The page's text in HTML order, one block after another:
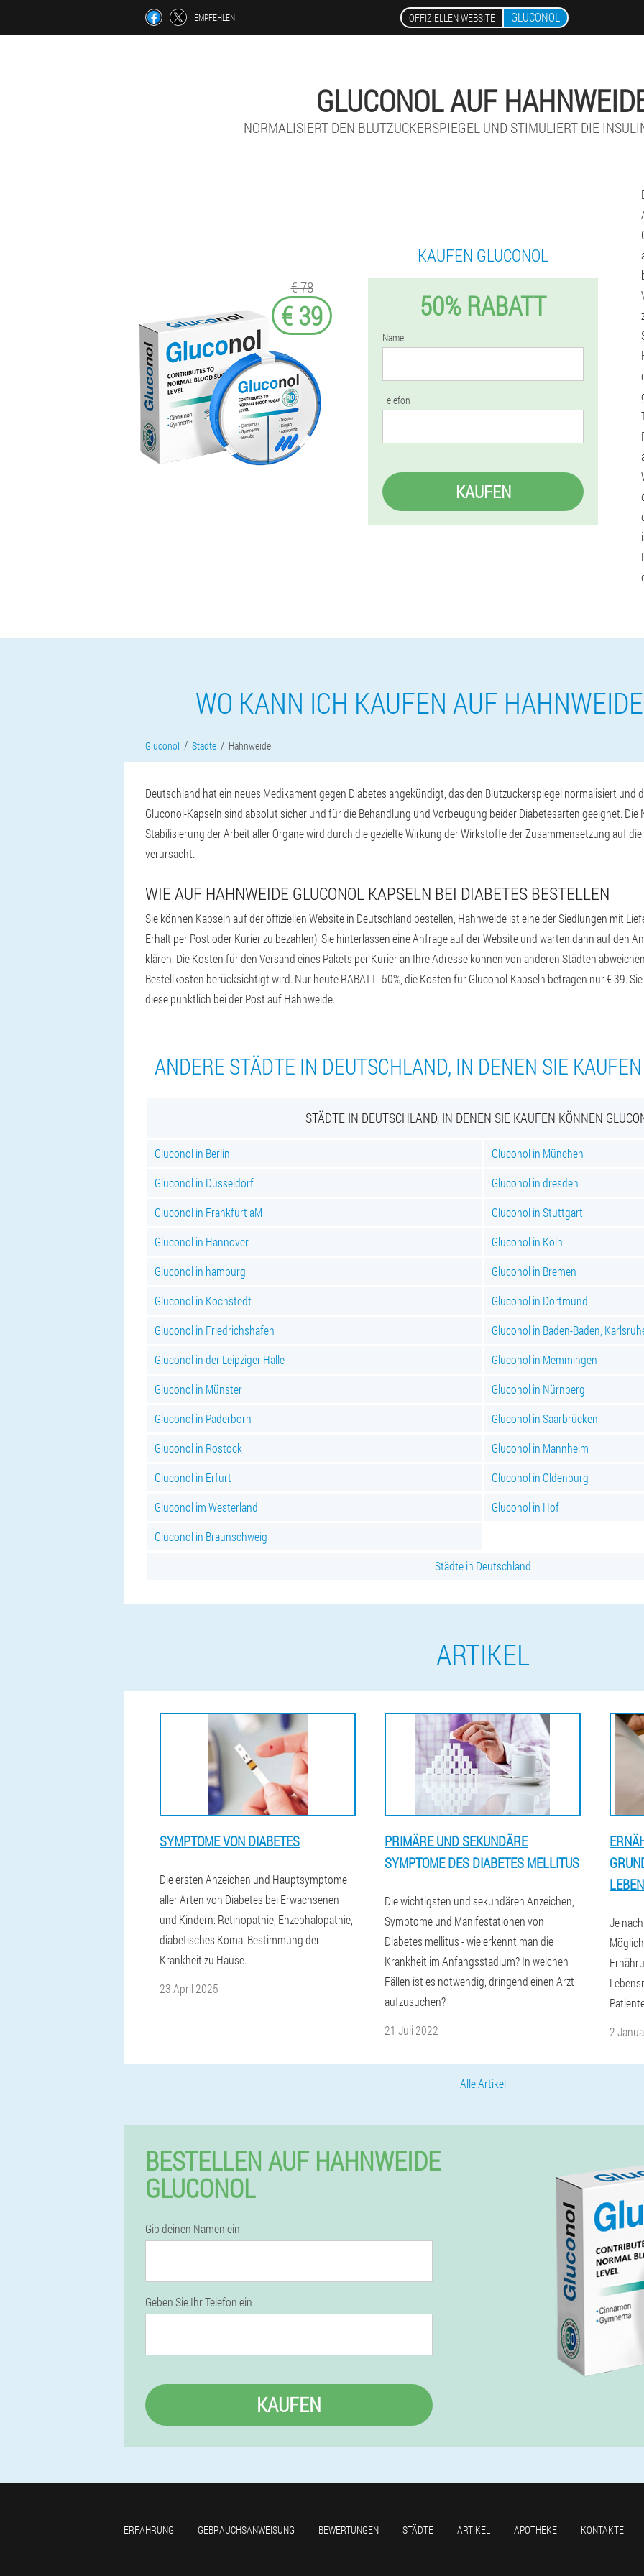
EMPFEHLEN OFFIZIELLEN WEBSITE GLUCONOL
GLUCONOL AUF
NORMALISIERT DEN BLUTZUCKERSPIEGEL UND STIMULIERT DIE
€ 78
€ 39
KAUFEN GLUCONOL
50% RABATT
Name
Telefon
KAUFEN
WO KANN ICH KAUFEN AUF
Gluconol Städte Hahnweide
Deutschland hat ein neues Medikament gegen Diabetes angekündigt, das den Blutzuckerspiegel normalisiert
Gluconol-Kapseln sind absolut sicher und für die Behandlung und Vorbeugung beider Diabetesarten geeignet.
Stabilisierung der Arbeit aller Organe wird durch die gezielte Wirkung der Wirkstoffe der Zusammensetzung auf
verursacht.
WIE AUF HAHNWEIDE GLUCONOL KAPSELN BEI DIABETES BESTELLEN
Sie können Kapseln auf der offiziellen Website in Deutschland bestellen, Hahnweide ist eine der Siedlungen mit
Erhalt per Post oder Kurier zu bezahlen). Sie hinterlassen eine Anfrage auf der Website und warten dann auf den
klären. Die Kosten für den Versand eines Pakets per Kurier an Ihre Adresse können von anderen Städten
Bestellkosten berücksichtigt wird. Nur heute RABATT -50%, die Kosten für Gluconol-Kapseln betragen nur € 39.
diese pünktlich bei der Post auf Hahnweide.
ANDERE STÄDTE IN DEUTSCHLAND, IN DENEN SIE
STÄDTE IN DEUTSCHLAND, IN DENEN SIE KAUFEN KÖNNEN
Gluconol in Berlin
Gluconol in München
Gluconol in Düsseldorf
Gluconol in dresden
Gluconol in Frankfurt aM
Gluconol in Stuttgart
Gluconol in Hannover
Gluconol in Köln
Gluconol in hamburg
Gluconol in Bremen
Gluconol in Kochstedt
Gluconol in Dortmund
Gluconol in Friedrichshafen
Gluconol in Baden-Baden,
Gluconol in der Leipziger Halle
Gluconol in Memmingen
Gluconol in Münster
Gluconol in Nürnberg
Gluconol in Paderborn
Gluconol in Saarbrücken
Gluconol in Rostock
Gluconol in Mannheim
Gluconol in Erfurt
Gluconol in Oldenburg
Gluconol im Westerland
Gluconol in Hof
Gluconol in Braunschweig
Städte in Deutschland
ARTIKEL
SYMPTOME VON DIABETES
Die ersten Anzeichen und Hauptsymptome
aller Arten von Diabetes bei Erwachsenen
und Kindern: Retinopathie, Enzephalopathie,
diabetisches Koma. Bestimmung der
Krankheit zu Hause.
23 April 2025
PRIMÄRE UND SEKUNDÄRE
SYMPTOME DES DIABETES MELLITUS
Die wichtigsten und sekundären Anzeichen,
Symptome und Manifestationen von
Diabetes mellitus - wie erkennt man die
Krankheit im Anfangsstadium? In welchen
Fällen ist es notwendig, dringend einen Arzt
aufzusuchen?
21 Juli 2022
Je
2
Alle Artikel
BESTELLEN AUF HAHNWEIDE
GLUCONOL
Gib deinen Namen ein
Geben Sie Ihr Telefon ein
KAUFEN
ERFAHRUNG GEBRAUCHSANWEISUNG BEWERTUNGEN STÄDTE ARTIKEL APOTHEKE KONTAKTE